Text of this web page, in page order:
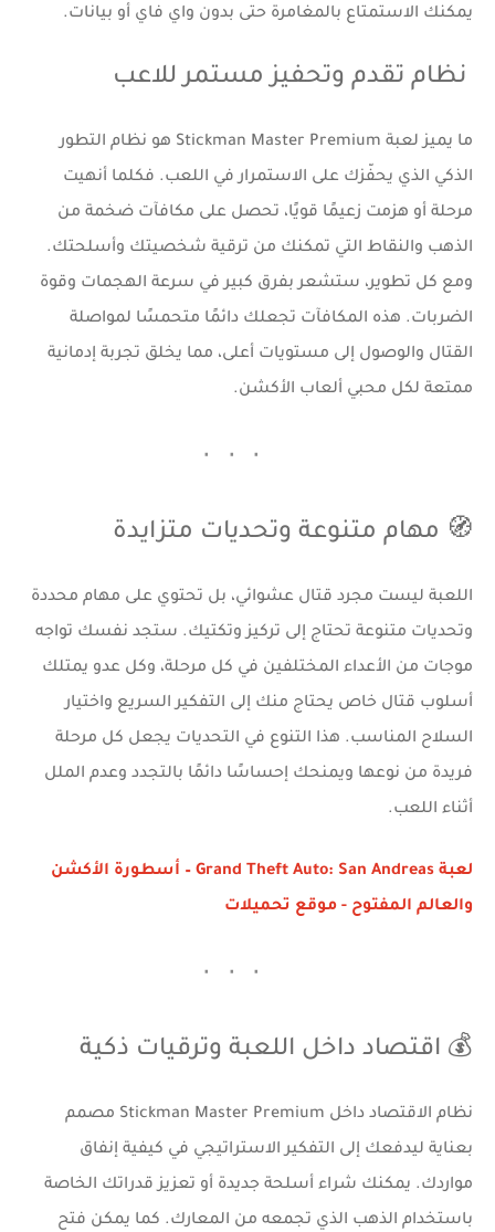
يمكنك الاستمتاع بالمغامرة حتى بدون واي فاي أو بيانات.
نظام تقدم وتحفيز مستمر للاعب
ما يميز لعبة Stickman Master Premium هو نظام التطور
الذكي الذي يحفّزك على الاستمرار في اللعب. فكلما أنهيت
مرحلة أو هزمت زعيمًا قويًا، تحصل على مكافآت ضخمة من
الذهب والنقاط التي تمكنك من ترقية شخصيتك وأسلحتك.
ومع كل تطوير، ستشعر بفرق كبير في سرعة الهجمات وقوة
الضربات. هذه المكافآت تجعلك دائمًا متحمسًا لمواصلة
القتال والوصول إلى مستويات أعلى، مما يخلق تجربة إدمانية
ممتعة لكل محبي ألعاب الأكشن.
🧭 مهام متنوعة وتحديات متزايدة
اللعبة ليست مجرد قتال عشوائي، بل تحتوي على مهام محددة
وتحديات متنوعة تحتاج إلى تركيز وتكتيك. ستجد نفسك تواجه
موجات من الأعداء المختلفين في كل مرحلة، وكل عدو يمتلك
أسلوب قتال خاص يحتاج منك إلى التفكير السريع واختيار
السلاح المناسب. هذا التنوع في التحديات يجعل كل مرحلة
فريدة من نوعها ويمنحك إحساسًا دائمًا بالتجدد وعدم الملل
أثناء اللعب.
لعبة Grand Theft Auto: San Andreas – أسطورة الأكشن
والعالم المفتوح - موقع تحميلات
💰 اقتصاد داخل اللعبة وترقيات ذكية
نظام الاقتصاد داخل Stickman Master Premium مصمم
بعناية ليدفعك إلى التفكير الاستراتيجي في كيفية إنفاق
مواردك. يمكنك شراء أسلحة جديدة أو تعزيز قدراتك الخاصة
باستخدام الذهب الذي تجمعه من المعارك. كما يمكن فتح